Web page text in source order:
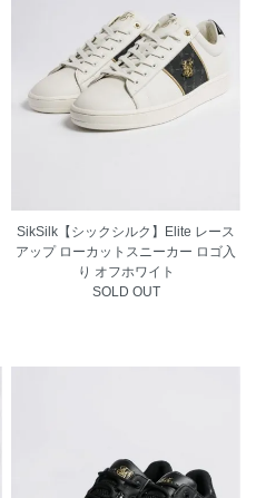
SikSilk【シックシルク】Elite レース
アップ ローカットスニーカー ロゴ入
り オフホワイト
SOLD OUT